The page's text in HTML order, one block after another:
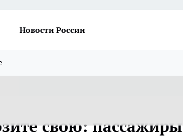
Новости России
свою: пассажиры